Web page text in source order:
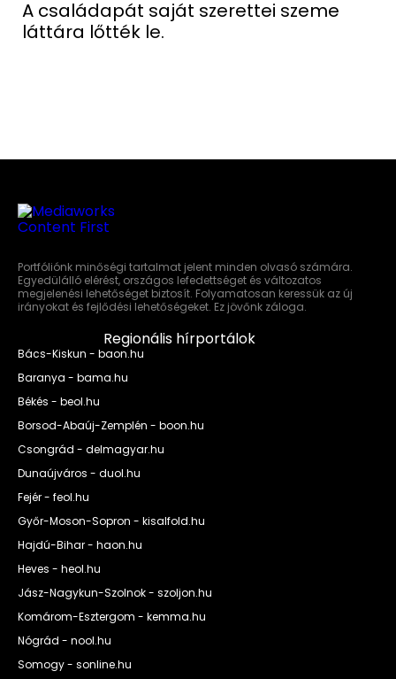
A családapát saját szerettei szeme
láttára lőtték le.
Portfóliónk minőségi tartalmat jelent minden olvasó számára.
Egyedülálló elérést, országos lefedettséget és változatos
megjelenési lehetőséget biztosít. Folyamatosan keressük az új
irányokat és fejlődési lehetőségeket. Ez jövőnk záloga.
Regionális hírportálok
Bács-Kiskun - baon.hu
Baranya - bama.hu
Békés - beol.hu
Borsod-Abaúj-Zemplén - boon.hu
Csongrád - delmagyar.hu
Dunaújváros - duol.hu
Fejér - feol.hu
Győr-Moson-Sopron - kisalfold.hu
Hajdú-Bihar - haon.hu
Heves - heol.hu
Jász-Nagykun-Szolnok - szoljon.hu
Komárom-Esztergom - kemma.hu
Nógrád - nool.hu
Somogy - sonline.hu